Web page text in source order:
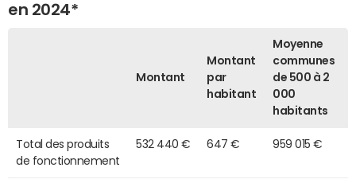
en 2024*
Montant
Montant
par
habitant
Moyenne
communes
de 500 à 2
000
habitants
Total des produits
de fonctionnement
532 440 € 647 € 959 015 €